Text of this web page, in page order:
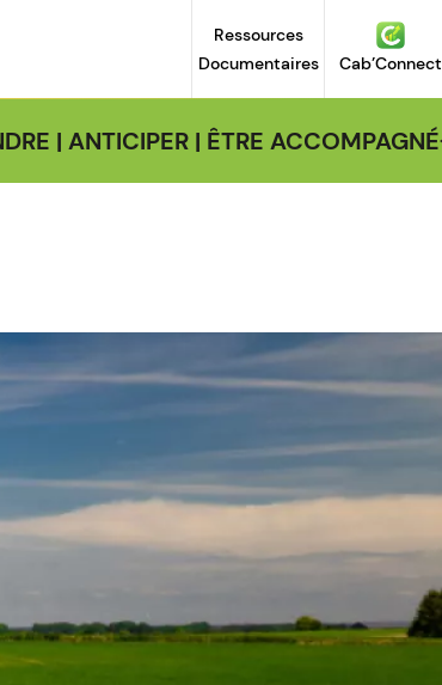
Ressources
Documentaires
Cab’Connect
| ANTICIPER | ÊTRE ACCOMPAGNÉ